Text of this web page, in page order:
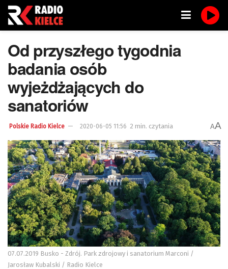
Od przyszłego tygodnia
badania osób
wyjeżdżających do
sanatoriów
Polskie Radio Kielce 2020-06-05 11:56 2 min. czytania AA
07.07.2019 Busko - Zdrój. Park zdrojowy i sanatorium Marconi /
Jarosław Kubalski / Radio Kielce